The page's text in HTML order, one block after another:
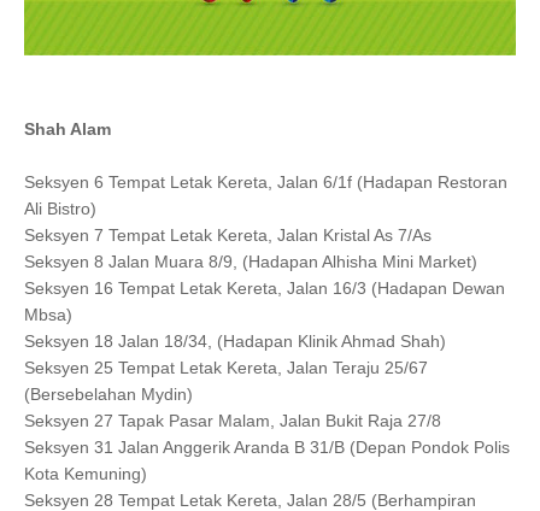
Shah Alam
Seksyen 6 Tempat Letak Kereta, Jalan 6/1f (Hadapan Restoran
Ali Bistro)
Seksyen 7 Tempat Letak Kereta, Jalan Kristal As 7/As
Seksyen 8 Jalan Muara 8/9, (Hadapan Alhisha Mini Market)
Seksyen 16 Tempat Letak Kereta, Jalan 16/3 (Hadapan Dewan
Mbsa)
Seksyen 18 Jalan 18/34, (Hadapan Klinik Ahmad Shah)
Seksyen 25 Tempat Letak Kereta, Jalan Teraju 25/67
(Bersebelahan Mydin)
Seksyen 27 Tapak Pasar Malam, Jalan Bukit Raja 27/8
Seksyen 31 Jalan Anggerik Aranda B 31/B (Depan Pondok Polis
Kota Kemuning)
Seksyen 28 Tempat Letak Kereta, Jalan 28/5 (Berhampiran